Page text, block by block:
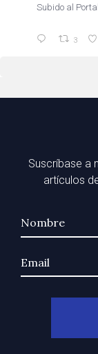
Subido al
3
Suscríbase a
artículos